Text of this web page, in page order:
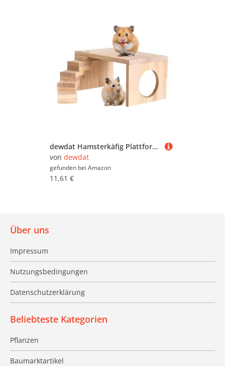
dewdat Hamsterkäfig Plattformen | Kleintier Aktivitätsset mit Leiter | Mehrstöckiges Nagefreundliches Kletter- und Bewegungsspielzeug Für Kleintiere Wie Hamster, Mäuse, Gerbil, Chinchilla &
von dewdat
gefunden bei Amazon
11,61 €
Über uns
Impressum
Nutzungsbedingungen
Datenschutzerklärung
Beliebteste Kategorien
Pflanzen
Baumarktartikel